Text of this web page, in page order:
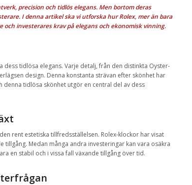
precision och tidlös elegans. Men bortom deras
I denna artikel ska vi utforska hur Rolex, mer än bara
investerares krav på elegans och ekonomisk vinning.
tidlösa elegans. Varje detalj, från den distinkta Oyster-
design. Denna konstanta strävan efter skönhet har
denna tidlösa skönhet utgör en central del av dess
rent estetiska tillfredsställelsen. Rolex-klockor har visat
tillgång. Medan många andra investeringar kan vara osäkra
en stabil och i vissa fall växande tillgång över tid.